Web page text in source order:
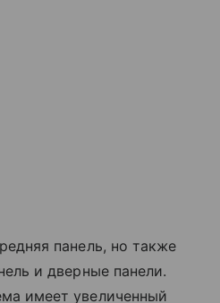
панель, но также
и дверные панели.
имеет увеличенный